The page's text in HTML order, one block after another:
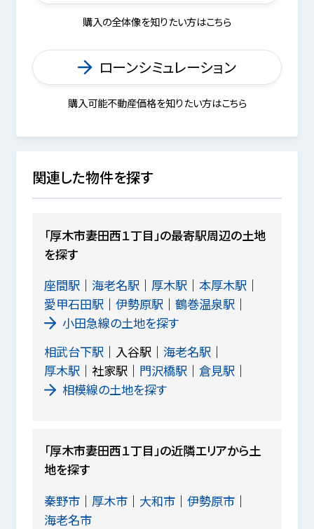
購入の全体像を知りたい方はこちら
ローンシミュレーション
購入可能不動産価格を知りたい方はこちら
関連した物件を探す
「厚木市妻田西１丁目」の最寄駅周辺の土地
を探す
座間駅
海老名駅 厚木駅
本厚木駅
愛甲石田駅
伊勢原駅
鶴巻温泉駅
小田急線の土地を探す
相武台下駅
入谷駅
海老名駅
厚木駅
社家駅 門沢橋駅
倉見駅
相模線の土地を探す
「厚木市妻田西１丁目」の近隣エリアから土
地を探す
秦野市
厚木市 大和市
伊勢原市
海老名市